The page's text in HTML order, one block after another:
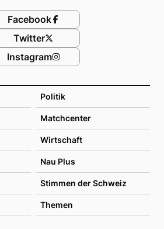
Politik
Matchcenter
Wirtschaft
Nau Plus
Stimmen der Schweiz
Themen
Facebook
Twitter
Instagram